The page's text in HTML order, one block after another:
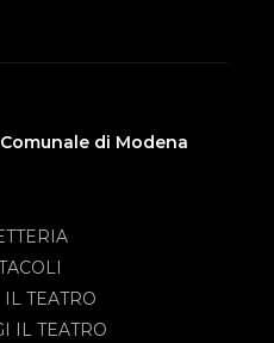
di Modena
TEATRO
IL TEATRO